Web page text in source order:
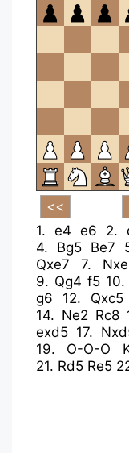
1. e4 e6 2.
4. Bg5 Be7
Qxe7
7.
9. Qg4 f5 10.
g6
12. Qxc5
14. Ne2 Rc8
exd5 17.
19. O-O-O
21. Rd5 Re5